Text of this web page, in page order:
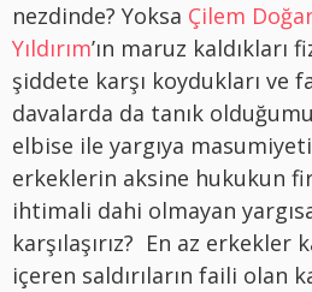
nezdinde? Yoksa Çilem
Yıldırım’ın maruz kaldıkları
şiddete karşı koydukları ve
davalarda da tanık
elbise ile yargıya
erkeklerin aksine hukukun
ihtimali dahi olmayan
karşılaşırız? En az erkekler
içeren saldırıların faili olan